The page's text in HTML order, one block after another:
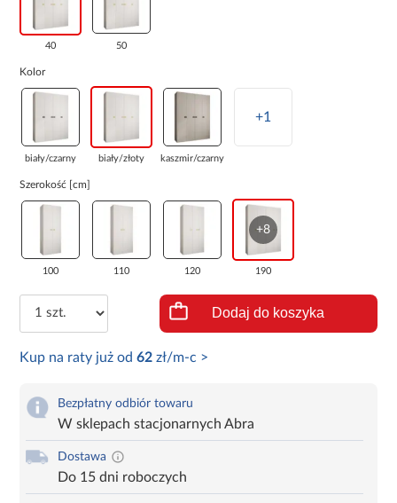
40 50
Kolor
biały/czarny biały/złoty kaszmir/czarny
+1
Szerokość [cm]
100 110 120
+8
190
Dodaj do koszyka
Kup na raty już od62 zł/m-c >
Bezpłatny odbiór towaru
W sklepach stacjonarnych Abra
Dostawa
Do 15 dni roboczych